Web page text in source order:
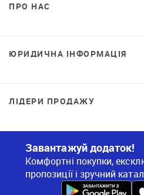
ПРО НАС
ЮРИДИЧНА ІНФОРМАЦІЯ
ЛІДЕРИ ПРОДАЖУ
Завантажуй додаток!
Комфортні покупки,
пропозиції і зручний